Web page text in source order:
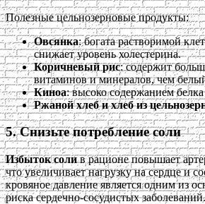
Полезные цельнозерновые продукты:
Овсянка: богата растворимой
снижает уровень холестерина.
Коричневый рис: содержит
витаминов и минералов, чем
Киноа: высоко содержанием
Ржаной хлеб и хлеб из
5. Снизьте потребление соли
Избыток солив рационе повышает
что увеличивает нагрузку на сердце и
кровяное давление является одним из
риска сердечно-сосудистых заболеваний.